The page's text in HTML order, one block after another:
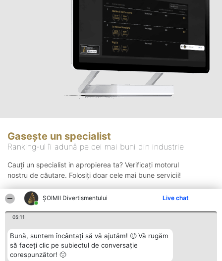
ŞOIMII Divertismentului Live chat
05:11
Bună, suntem încântați să vă ajutăm! 🙂 Vă rugăm
să faceți clic pe subiectul de conversație
corespunzător! 🙂
Gasește un specialist
Ranking-ul îi adună pe cei mai buni din industrie
Cauți un specialist in apropierea ta? Verificați motorul
nostru de căutare. Folosiți doar cele mai bune servicii!